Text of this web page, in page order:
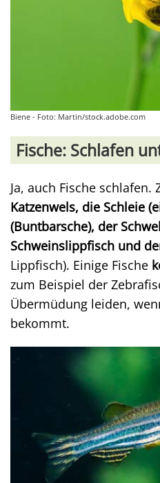
Biene - Foto: Martin/stock.adobe.com
Fische: Schlafen
Ja, auch Fische schlafen.
Katzenwels, die Schleie
(Buntbarsche), der
Schweinslippfisch und
Lippfisch). Einige Fische
zum Beispiel der
Übermüdung leiden,
bekommt.